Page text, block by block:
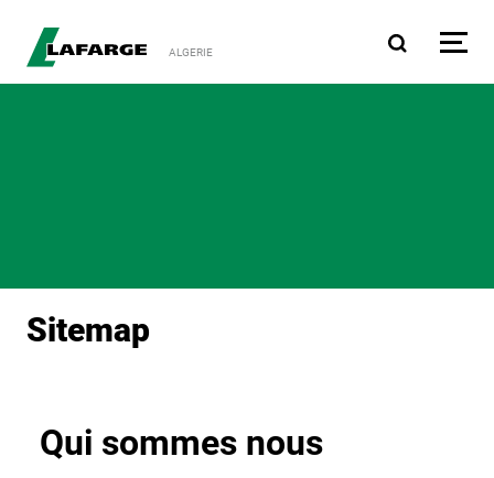
ALGERIE
Sitemap
Qui sommes nous